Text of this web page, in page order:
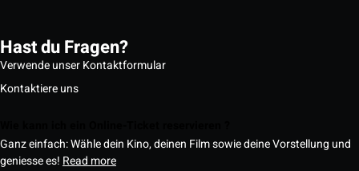
Hast du Fragen?
Verwende unser Kontaktformular
Kontaktiere uns
Ganz einfach: Wähle dein Kino, deinen Film sowie deine Vorstellung und
geniesse es! Read more